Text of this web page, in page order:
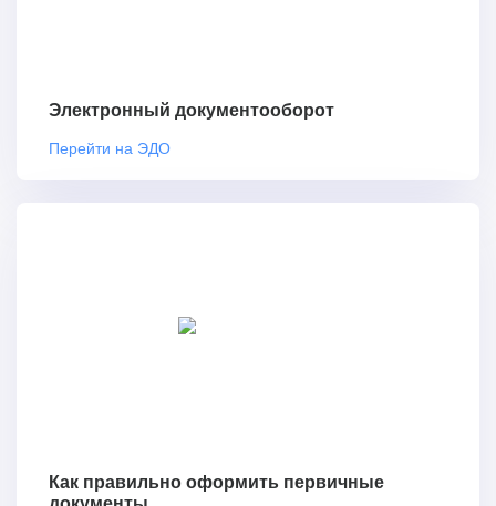
Электронный документооборот
Перейти на ЭДО
Как правильно оформить первичные